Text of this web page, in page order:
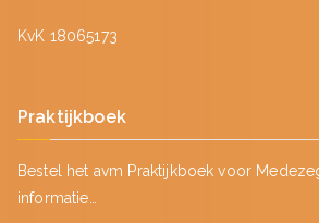
KvK 18065173
Praktijkboek
Bestel het avm Praktijkboek voor
informatie…